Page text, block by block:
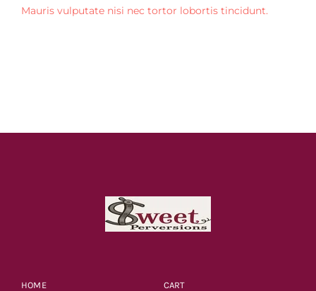
Mauris vulputate nisi nec tortor lobortis tincidunt.
HOME CART